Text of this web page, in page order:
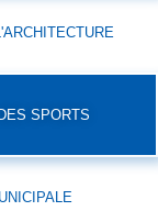
SPORTS